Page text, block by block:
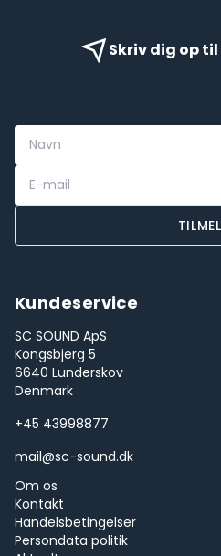
Skriv dig op
Kundeservice
SC SOUND ApS
Kongsbjerg 5
6640 Lunderskov
Denmark
+45 43998877
mail@sc-sound.dk
Om os
Kontakt
Handelsbetingelser
Persondata politik